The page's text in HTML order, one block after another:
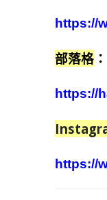
https://
部落格 ：
https://
https://